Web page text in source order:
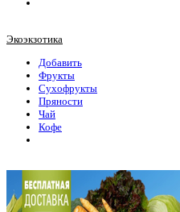
Экоэкзотика
Добавить
Фрукты
Сухофрукты
Пряности
Чай
Кофе